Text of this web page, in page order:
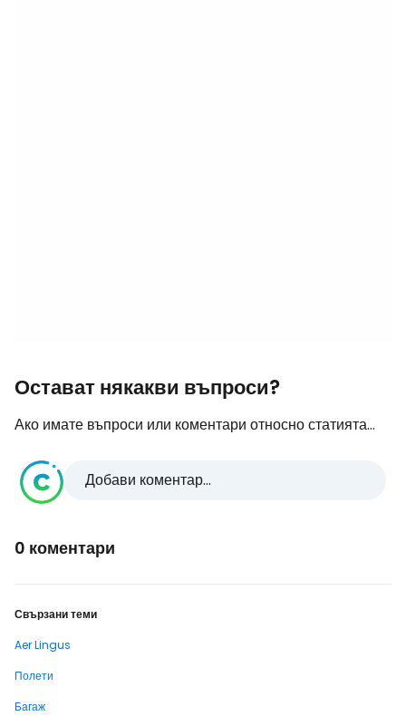
Остават някакви въпроси?
Ако имате въпроси или коментари относно статията...
Добави коментар...
0 коментари
Свързани теми
Aer Lingus
Полети
Багаж